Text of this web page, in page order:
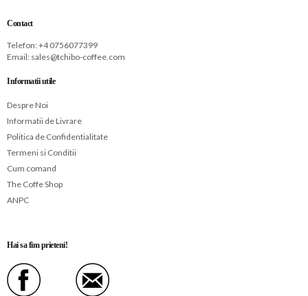
Contact
Telefon: +4 0756077399
Email: sales@tchibo-coffee.com
Informatii utile
Despre Noi
Informatii de Livrare
Politica de Confidentialitate
Termeni si Conditii
Cum comand
The Coffe Shop
ANPC
Hai sa fim prieteni!